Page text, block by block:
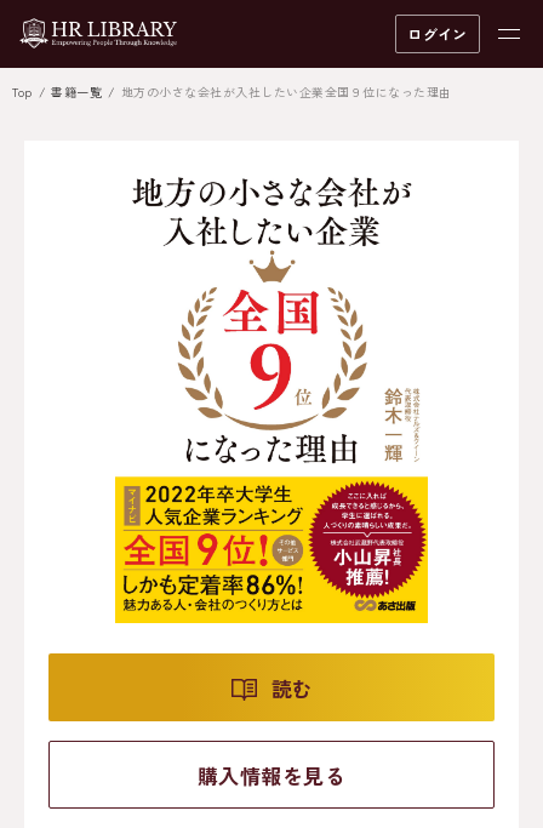
ログイン
Top 書籍一覧 地方の小さな会社が入社したい企業全国９位になった理由
読む
購入情報を見る